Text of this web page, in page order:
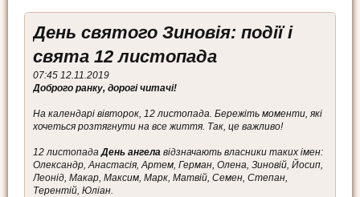
День святого Зиновія: події і
свята 12 листопада
07:45 12.11.2019
Доброго ранку, дорогі читачі!
На календарі вівторок, 12 листопада. Бережіть моменти, які
хочеться розтягнути на все життя. Так, це важливо!
12 листопадаДень ангела відзначають власники таких імен:
Олександр, Анастасія, Артем, Герман, Олена, Зиновій, Йосип,
Леонід, Макар, Максим, Марк, Матвій, Семен, Степан,
Терентій, Юліан.